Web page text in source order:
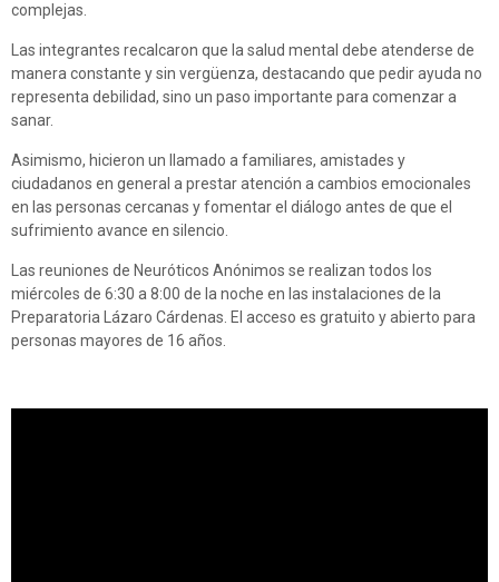
complejas.
Las integrantes recalcaron que la salud mental debe atenderse de
manera constante y sin vergüenza, destacando que pedir ayuda no
representa debilidad, sino un paso importante para comenzar a
sanar.
Asimismo, hicieron un llamado a familiares, amistades y
ciudadanos en general a prestar atención a cambios emocionales
en las personas cercanas y fomentar el diálogo antes de que el
sufrimiento avance en silencio.
Las reuniones de Neuróticos Anónimos se realizan todos los
miércoles de 6:30 a 8:00 de la noche en las instalaciones de la
Preparatoria Lázaro Cárdenas. El acceso es gratuito y abierto para
personas mayores de 16 años.